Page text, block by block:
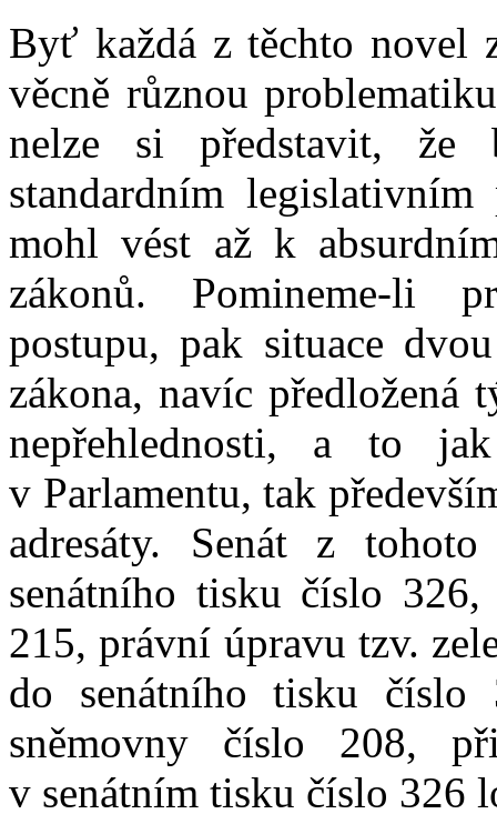
Byť každá z těchto novel
věcně různou
nelze si představit,
standardním
mohl vést až k
zákonů. Pomineme-li
postupu, pak situace
zákona, navíc předložená
nepřehlednosti, a to
v Parlamentu, tak
adresáty. Senát z
senátního tisku číslo
215, právní úpravu tzv.
do senátního tisku číslo
sněmovny číslo 208,
v senátním tisku číslo 326